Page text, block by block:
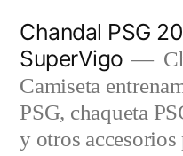
contenido
Chandal PSG
SuperVigo
Camiseta
PSG, chaqueta
y otros